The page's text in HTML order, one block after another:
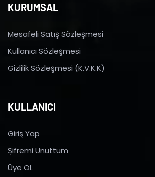
KURUMSAL
Mesafeli Satış Sözleşmesi
Kullanıcı Sözleşmesi
Gizlilik Sözleşmesi (K.V.K.K)
KULLANICI
Giriş Yap
Şifremi Unuttum
Üye OL